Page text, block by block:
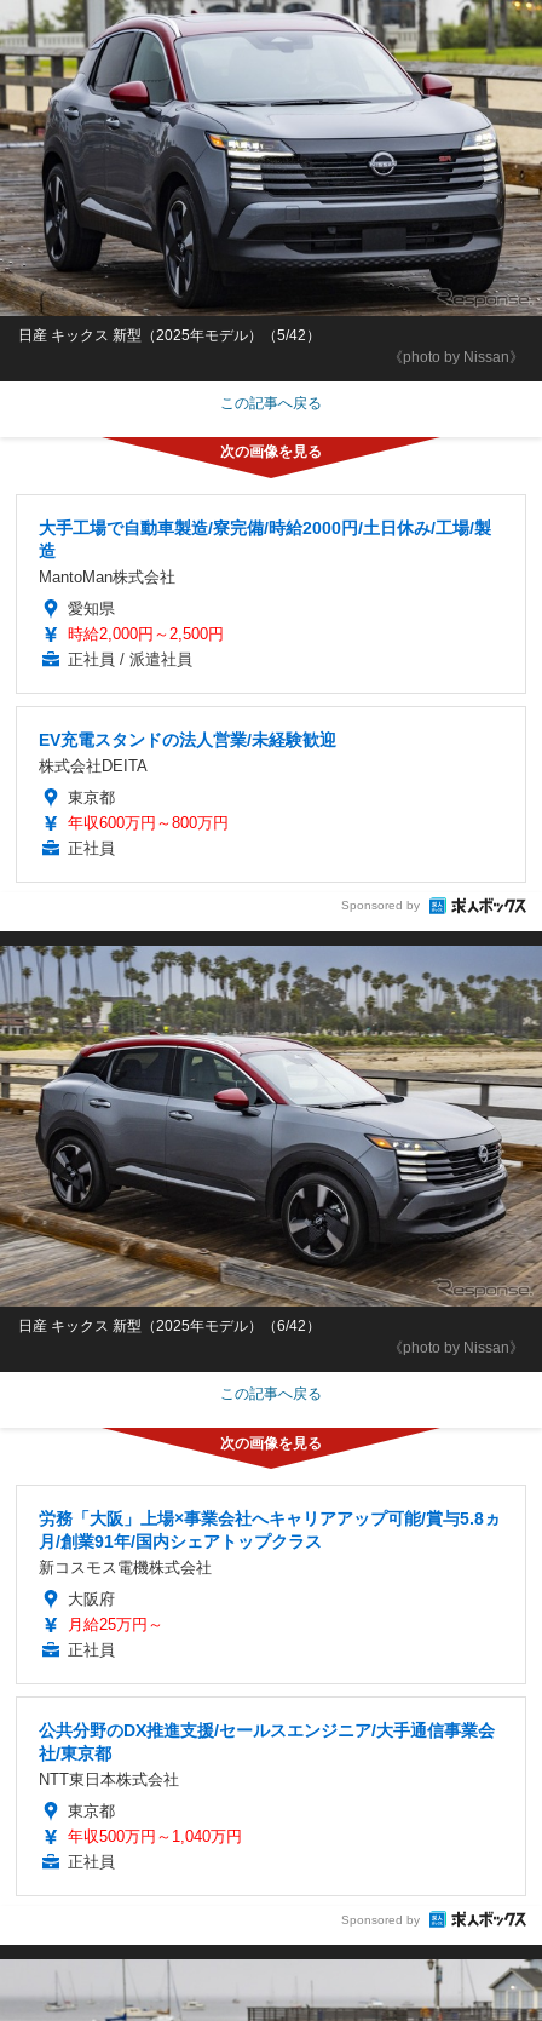
《photo by Nissan》
日産 キックス 新型（2025年モデル）（5/42）
この記事へ戻る
大手工場で自動車製造/寮完備/時給2000円/土日休み/工場/製
造
MantoMan株式会社
愛知県
時給2,000円～2,500円
正社員 / 派遣社員
EV充電スタンドの法人営業/未経験歓迎
株式会社DEITA
東京都
年収600万円～800万円
正社員
Sponsored by
《photo by Nissan》
日産 キックス 新型（2025年モデル）（6/42）
この記事へ戻る
労務「大阪」上場×事業会社へキャリアアップ可能/賞与5.8ヵ
月/創業91年/国内シェアトップクラス
新コスモス電機株式会社
大阪府
月給25万円～
正社員
公共分野のDX推進支援/セールスエンジニア/大手通信事業会
社/東京都
NTT東日本株式会社
東京都
年収500万円～1,040万円
正社員
Sponsored by